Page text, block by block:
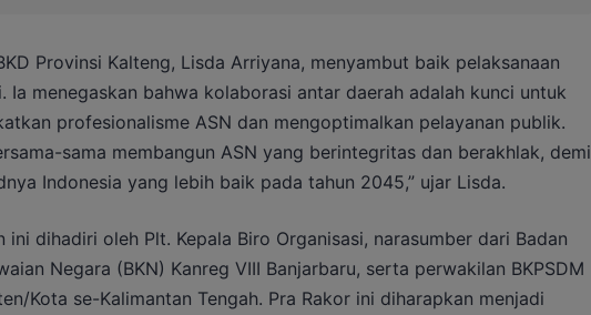
Provinsi Kalteng, Lisda Arriyana, menyambut baik pelaksanaan
Ia menegaskan bahwa kolaborasi antar daerah adalah kunci untuk
profesionalisme ASN dan mengoptimalkan pelayanan publik.
sama membangun ASN yang berintegritas dan berakhlak, demi
Indonesia yang lebih baik pada tahun 2045,” ujar Lisda.
ini dihadiri oleh Plt. Kepala Biro Organisasi, narasumber dari Badan
Negara (BKN) Kanreg VIII Banjarbaru, serta perwakilan BKPSDM
Kota se-Kalimantan Tengah. Pra Rakor ini diharapkan menjadi